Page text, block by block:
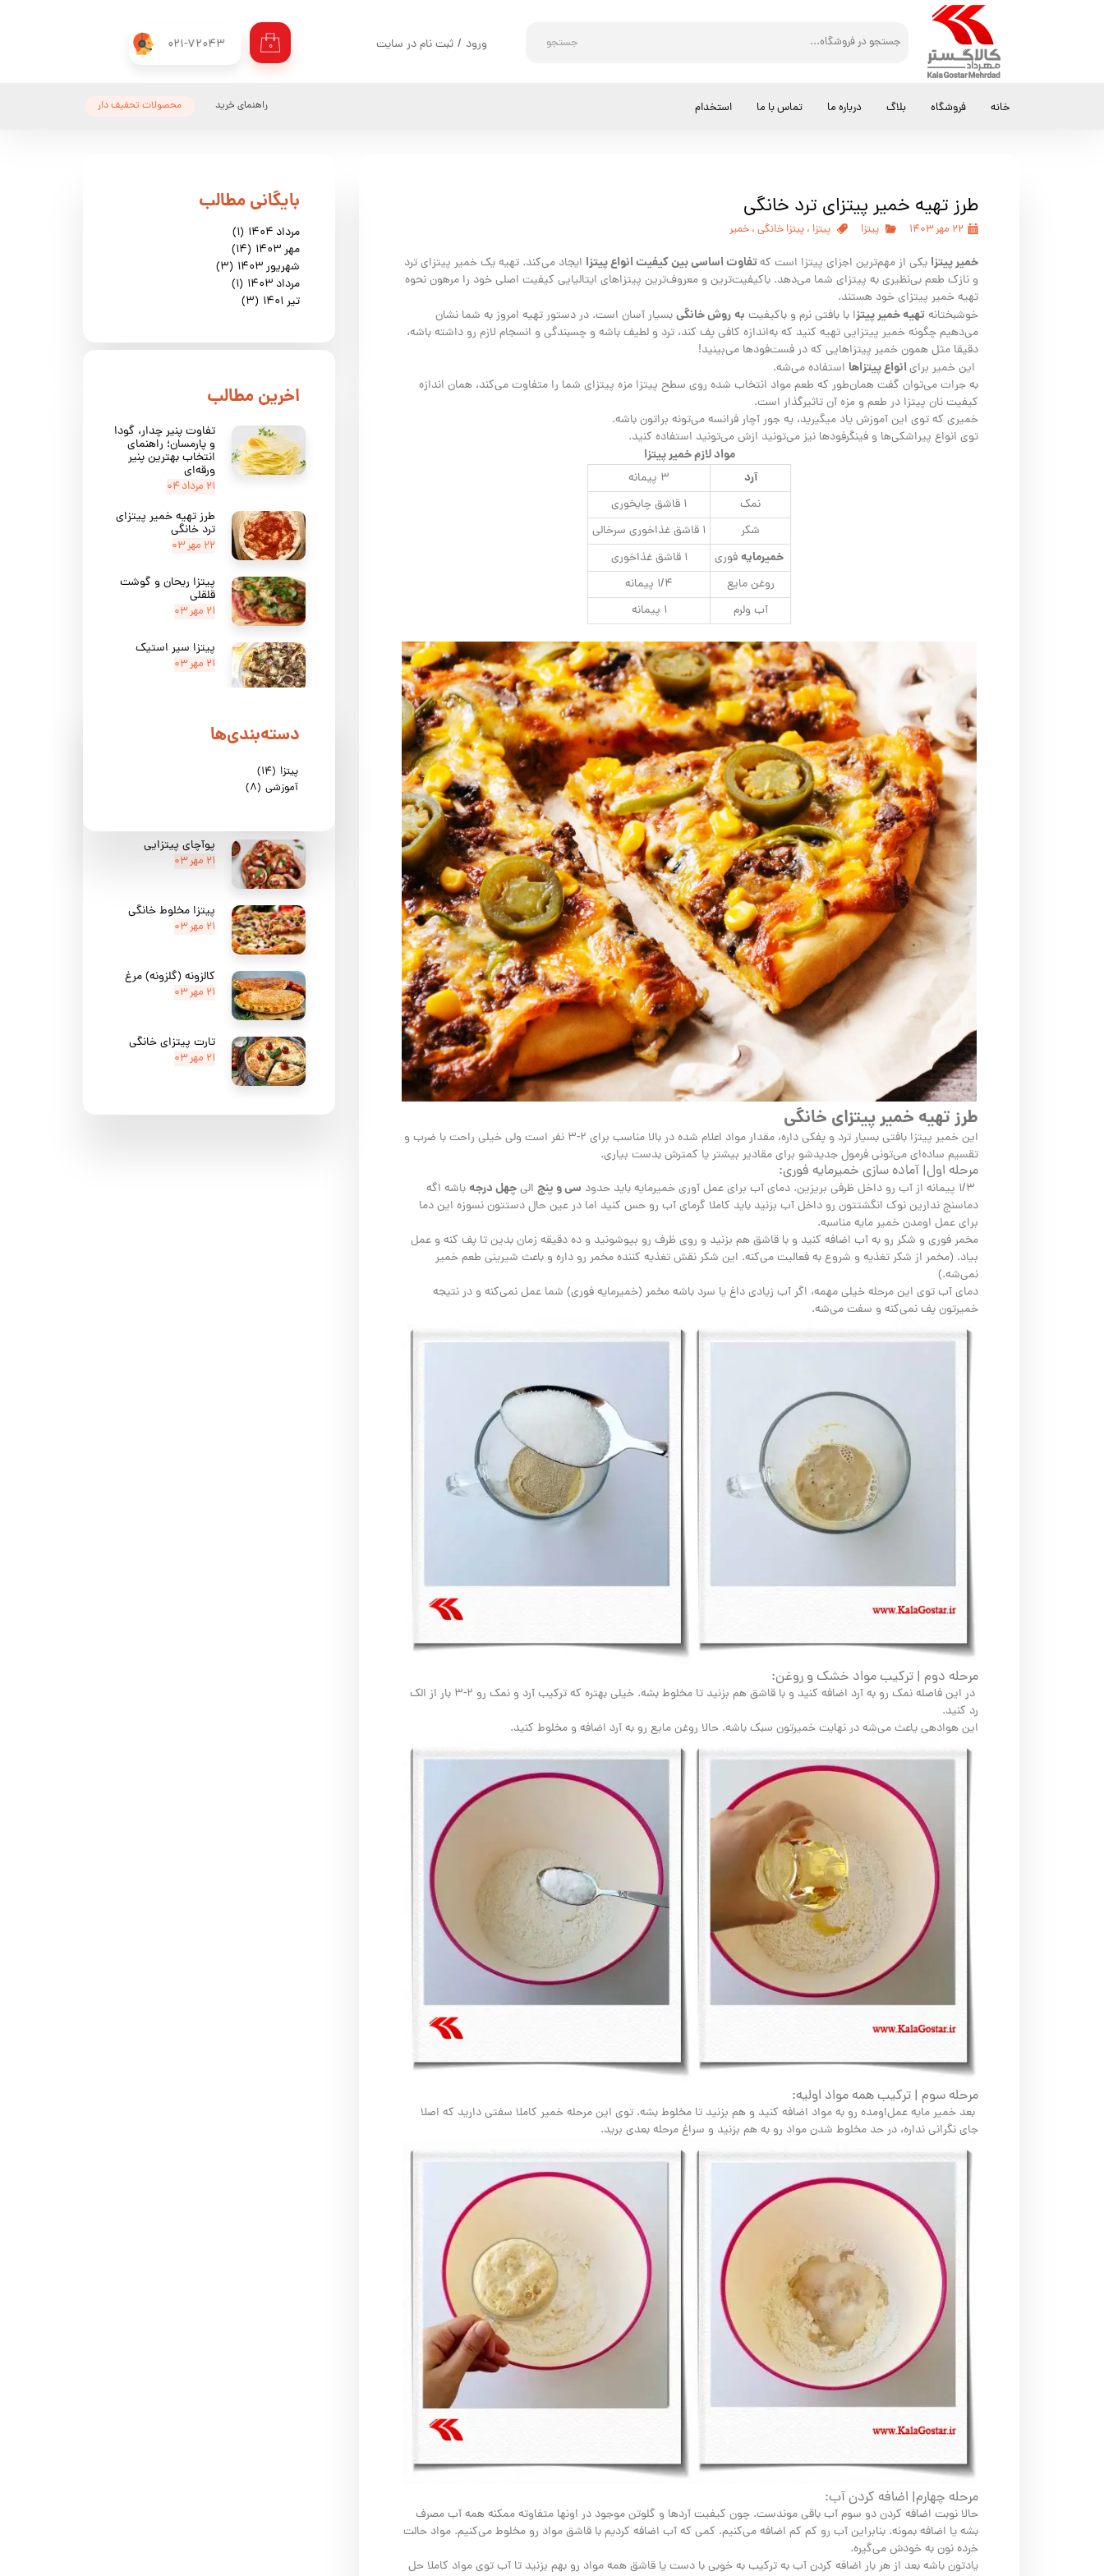
021-72043 جستجو ۰ ورود / ثبت نام در سایت
خانه فروشگاه بلاگ درباره ما تماس با ما استخدام محصولات تحفیف دار راهنمای خرید
طرز تهیه خمیر پیتزای ترد خانگی
۲۲ مهر ۱۴۰۳ پیتزا پیتزا ، پیتزا خانگی ، خمیر
خمیر پیتزا یکی از مهم‌ترین اجزای پیتزا است کهتفاوت اساسی بین کیفیت انواع پیتزا ایجاد می‌کند. تهیه یک خمیر پیتزای ترد
و نازک طعم بی‌نظیری به پیتزای شما می‌دهد. باکیفیت‌ترین و معروف‌ترین پیتزاهای ایتالیایی کیفیت اصلی خود را مرهون نحوه
تهیه خمیر پیتزای خود هستند.
خوشبختانهتهیه خمیر پیتزا با بافتی نرم و باکیفیت بهروش خانگیبسیار آسان است. در دستور تهیه امروز به شما نشان
می‌دهیم چگونه خمیر پیتزایی تهیه کنید که به‌اندازه کافی پف کند، ترد و لطیف باشه و چسبندگی و انسجام لازم رو داشته باشه،
دقیقا مثل همون خمیر پیتزاهایی که در فست‌فودها می‌بینید!
این خمیر برایانواع پیتزاها استفاده می‌شه.
به جرات می‌توان گفت همان‌طور که طعم مواد انتخاب شده روی سطح پیتزا مزه پیتزای شما را متفاوت می‌کند، همان اندازه
کیفیت نان پیتزا در طعم و مزه آن تاثیرگذار است.
خمیری که توی این آموزش یاد میگیرید، یه جور آچار فرانسه می‌تونه براتون باشه.
توی انواع پیراشکی‌ها و فینگرفودها نیز می‌تونید ازش می‌تونید استفاده کنید.
مواد لازم خمیر پیتزا
آرد
۳ پیمانه
نمک
۱ قاشق چایخوری
شکر
۱ قاشق غذاخوری سرخالی
خمیرمایهفوری
۱ قاشق غذاخوری
روغن مایع
۱/۴ پیمانه
آب ولرم
۱ پیمانه
طرز تهیه خمیر پیتزای خانگی
این خمیر پیتزا بافتی بسیار ترد و پفکی داره، مقدار مواد اعلام شده در بالا مناسب برای ۲-۳ نفر است ولی خیلی راحت با ضرب و
تقسیم ساده‌ای می‌تونی فرمول جدیدشو برای مقادیر بیشتر یا کمترش بدست بیاری.
مرحله اول| آماده سازی خمیرمایه فوری:
سی و پنج الیچهل درجهباشه اگه
دماسنج ندارین نوک انگشتتون رو داخل آب بزنید باید کاملا گرمای آب رو حس کنید اما در عین حال دستتون نسوزه این دما
برای عمل اومدن خمیر مایه مناسبه.
مخمر فوری و شکر رو به آب اضافه کنید و با قاشق هم بزنید و روی ظرف رو بپوشونید و ده دقیقه زمان بدین تا پف کنه و عمل
بیاد. (مخمر از شکر تغذیه و شروع به فعالیت می‌کنه. این شکر نقش تغذیه‌ کننده مخمر رو داره و باعث شیرینی طعم خمیر
نمی‌شه.)
دمای آب توی این مرحله خیلی مهمه، اگر آب زیادی داغ یا سرد باشه مخمر (خمیرمایه فوری) شما عمل نمی‌کنه و در نتیجه
خمیرتون پف نمی‌کنه و سفت می‌شه.
مرحله دوم | ترکیب مواد خشک و روغن:
در این فاصله نمک رو به آرد اضافه کنید و با قاشق هم بزنید تا مخلوط بشه. خیلی بهتره که ترکیب آرد و نمک رو ۲-۳ بار از الک
رد کنید.
این هوادهی یاعث می‌شه در نهایت خمیرتون سبک باشه. حالا روغن مایع رو به آرد اضافه و مخلوط کنید.
مرحله سوم | ترکیب همه مواد اولیه:
بعد خمیر مایه عمل‌اومده رو به مواد اضافه کنید و هم بزنید تا مخلوط بشه. توی این مرحله خمیر کاملا سفتی دارید که اصلا
جای نگرانی نداره، در حد مخلوط شدن مواد رو به هم بزنید و سراغ مرحله بعدی برید.
مرحله چهارم| اضافه کردن آب:
حالا نوبت اضافه کردن دو سوم آب باقی موندست. چون کیفیت آردها و گلوتن موجود در اونها متفاوته ممکنه همه آب مصرف
بشه یا اضافه بمونه. بنابراین آب رو کم کم اضافه می‌کنیم. کمی که آب اضافه کردیم با قاشق مواد رو مخلوط می‌کنیم. مواد حالت
خرده نون به خودش می‌گیره.
یادتون باشه بعد از هر بار اضافه کردن آب به ترکیب به خوبی با دست یا قاشق همه مواد رو بهم بزنید تا آب توی مواد کاملا حل
مرداد ۱۴۰۴
(۱)
مهر ۱۴۰۳
(۱۴)
شهریور ۱۴۰۳
(۳)
مرداد ۱۴۰۳
(۱)
تیر ۱۴۰۱
(۳)
​بایگانی مطالب
​اخرین مطالب
تفاوت پنیر چدار، گودا
و پارمسان؛ راهنمای
انتخاب بهترین پنیر
ورقه‌ای
۲۱ مرداد ۰۴
طرز تهیه خمیر پیتزای
ترد خانگی
۲۲ مهر ۰۳
پیتزا ریحان و گوشت
قلقلی
۲۱ مهر ۰۳
پیتزا سیر استیک
۲۱ مهر ۰۳
۲۱ مهر ۰۳
پوآچای پیتزایی
۲۱ مهر ۰۳
پیتزا مخلوط خانگی
۲۱ مهر ۰۳
کالزونه (گلزونه) مرغ
۲۱ مهر ۰۳
تارت پیتزای خانگی
۲۱ مهر ۰۳
دسته‌بندی‌ها
پیتزا (۱۴)
آموزشی (۸)